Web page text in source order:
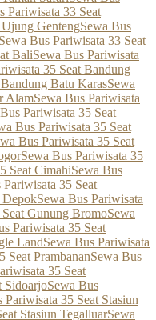
Pariwisata 33 Seat
GentengSewa Bus
Sewa Bus Pariwisata 33 Seat
BaliSewa Bus Pariwisata
35 Seat Bandung
Batu KarasSewa
AlamSewa Bus Pariwisata
Pariwisata 35 Seat
Bus Pariwisata 35 Seat
Bus Pariwisata 35 Seat
Sewa Bus Pariwisata 35
Seat CimahiSewa Bus
Pariwisata 35 Seat
DepokSewa Bus Pariwisata
Gunung BromoSewa
Pariwisata 35 Seat
LandSewa Bus Pariwisata
Seat PrambananSewa Bus
35 Seat
SidoarjoSewa Bus
Pariwisata 35 Seat Stasiun
Stasiun TegalluarSewa